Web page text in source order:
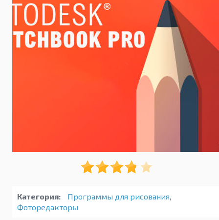
Категория: Программы для рисования,
Фоторедакторы